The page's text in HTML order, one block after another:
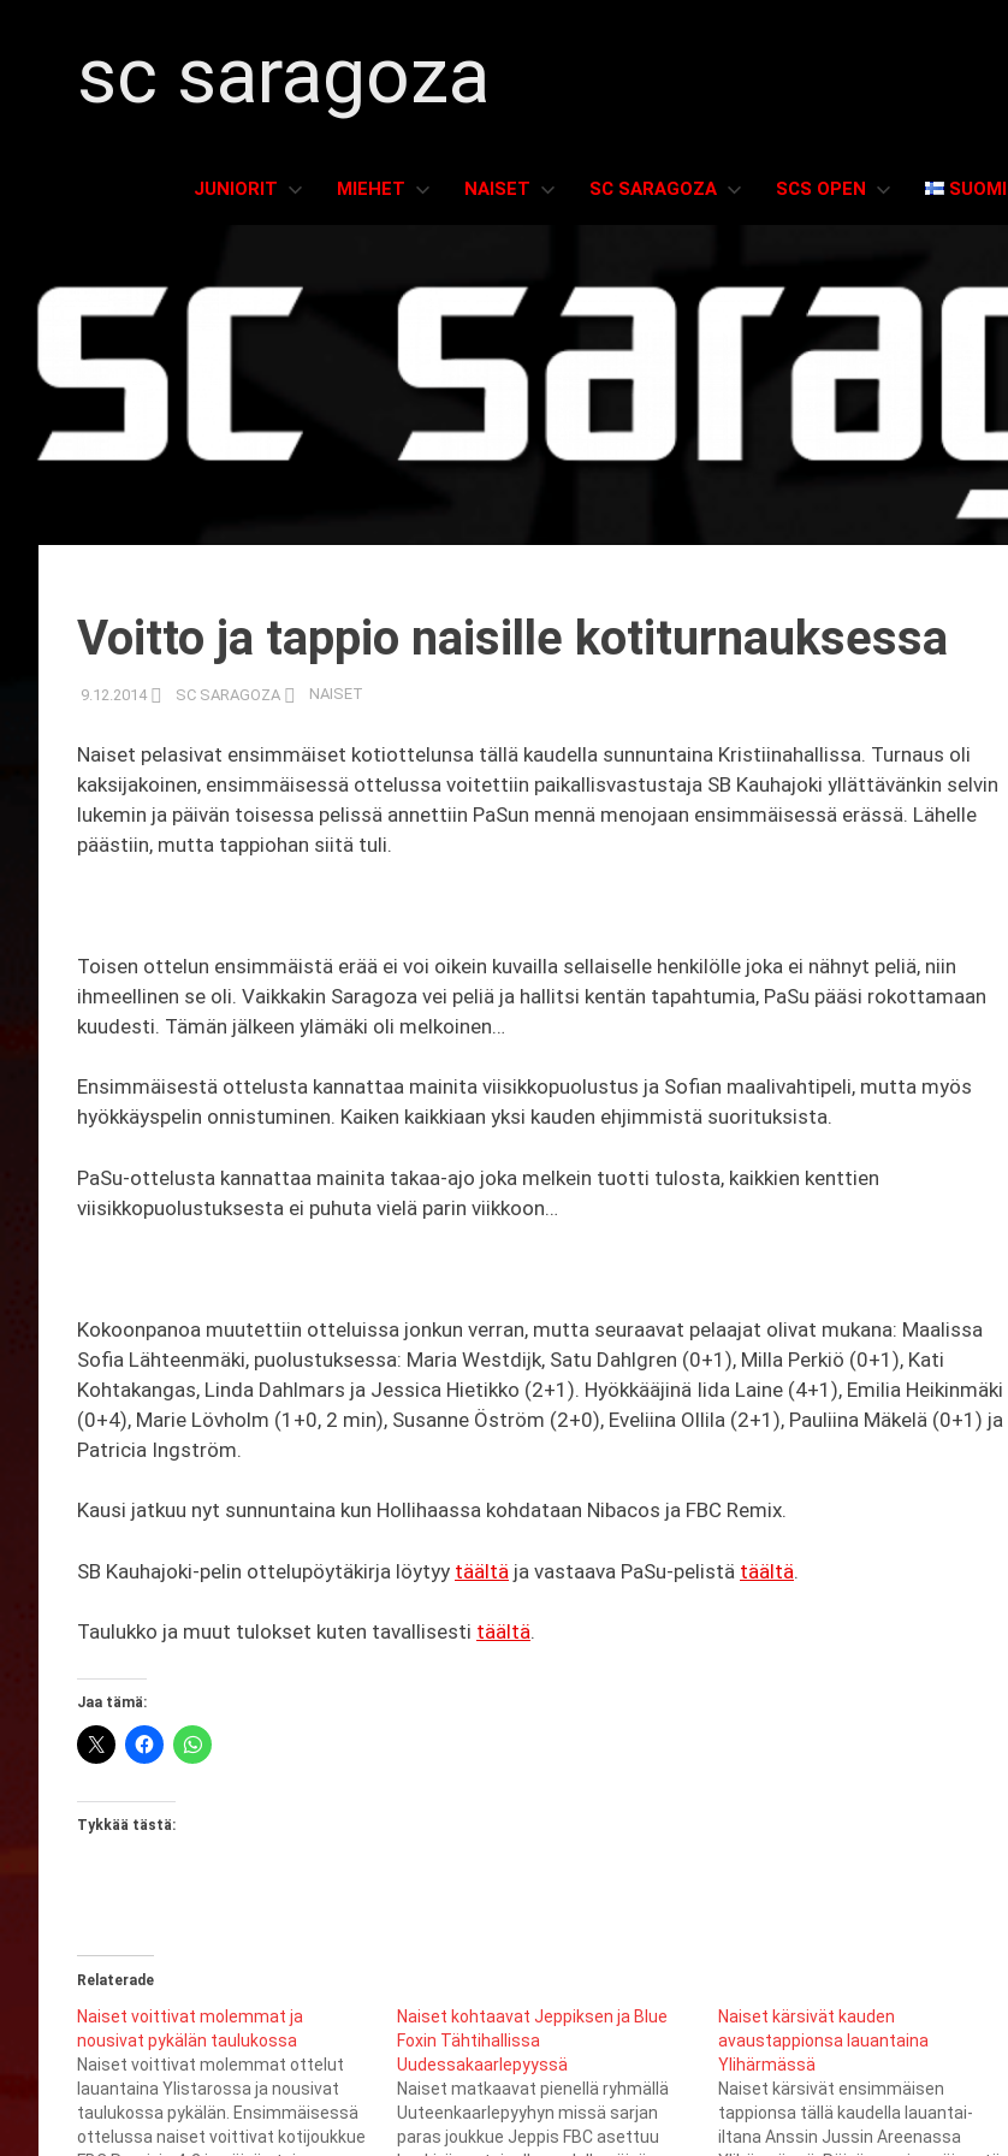
content
sc saragoza
JUNIORIT MIEHET NAISET SC SARAGOZA SCS OPEN SUOMI
Voitto ja tappio naisille kotiturnauksessa
9.12.2014 SC SARAGOZA NAISET
Naiset pelasivat ensimmäiset kotiottelunsa tällä kaudella sunnuntaina Kristiinahallissa. Turnaus oli
kaksijakoinen, ensimmäisessä ottelussa voitettiin paikallisvastustaja SB Kauhajoki yllättävänkin selvin
lukemin ja päivän toisessa pelissä annettiin PaSun mennä menojaan ensimmäisessä erässä. Lähelle
päästiin, mutta tappiohan siitä tuli.
Toisen ottelun ensimmäistä erää ei voi oikein kuvailla sellaiselle henkilölle joka ei nähnyt peliä, niin
ihmeellinen se oli. Vaikkakin Saragoza vei peliä ja hallitsi kentän tapahtumia, PaSu pääsi rokottamaan
kuudesti. Tämän jälkeen ylämäki oli melkoinen…
Ensimmäisestä ottelusta kannattaa mainita viisikkopuolustus ja Sofian maalivahtipeli, mutta myös
hyökkäyspelin onnistuminen. Kaiken kaikkiaan yksi kauden ehjimmistä suorituksista.
PaSu-ottelusta kannattaa mainita takaa-ajo joka melkein tuotti tulosta, kaikkien kenttien
viisikkopuolustuksesta ei puhuta vielä parin viikkoon…
Kokoonpanoa muutettiin otteluissa jonkun verran, mutta seuraavat pelaajat olivat mukana: Maalissa
Sofia Lähteenmäki, puolustuksessa: Maria Westdijk, Satu Dahlgren (0+1), Milla Perkiö (0+1), Kati
Kohtakangas, Linda Dahlmars ja Jessica Hietikko (2+1). Hyökkääjinä Iida Laine (4+1), Emilia Heikinmäki
(0+4), Marie Lövholm (1+0, 2 min), Susanne Öström (2+0), Eveliina Ollila (2+1), Pauliina Mäkelä (0+1) ja
Patricia Ingström.
Kausi jatkuu nyt sunnuntaina kun Hollihaassa kohdataan Nibacos ja FBC Remix.
SB Kauhajoki-pelin ottelupöytäkirja löytyy täältä ja vastaava PaSu-pelistä täältä.
Taulukko ja muut tulokset kuten tavallisesti täältä.
Jaa tämä:
Tykkää tästä:
Relaterade
Naiset voittivat molemmat ja
nousivat pykälän taulukossa
Naiset voittivat molemmat ottelut
lauantaina Ylistarossa ja nousivat
taulukossa pykälän. Ensimmäisessä
ottelussa naiset voittivat kotijoukkue
Naiset kohtaavat Jeppiksen ja Blue
Foxin Tähtihallissa
Uudessakaarlepyyssä
Naiset matkaavat pienellä ryhmällä
Uuteenkaarlepyyhyn missä sarjan
paras joukkue Jeppis FBC asettuu
Naiset kärsivät kauden
avaustappionsa lauantaina
Ylihärmässä
Naiset kärsivät ensimmäisen
tappionsa tällä kaudella lauantai-
iltana Anssin Jussin Areenassa